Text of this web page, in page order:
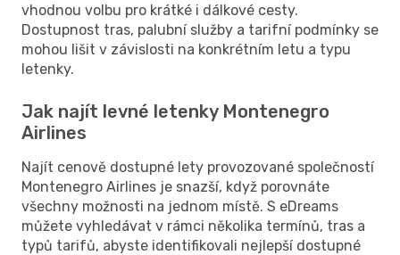
vhodnou volbu pro krátké i dálkové cesty.
Dostupnost tras, palubní služby a tarifní podmínky se
mohou lišit v závislosti na konkrétním letu a typu
letenky.
Jak najít levné letenky Montenegro
Airlines
Najít cenově dostupné lety provozované společností
Montenegro Airlines je snazší, když porovnáte
všechny možnosti na jednom místě. S eDreams
můžete vyhledávat v rámci několika termínů, tras a
typů tarifů, abyste identifikovali nejlepší dostupné